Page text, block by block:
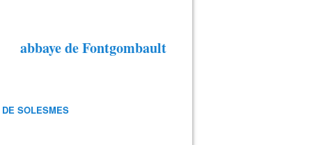
abbaye de Fontgombault
SOLESMES